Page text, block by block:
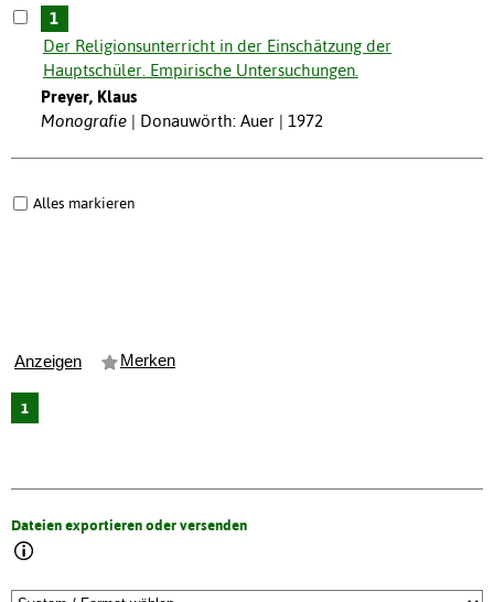
1
Der Religionsunterricht in der Einschätzung der
Hauptschüler. Empirische Untersuchungen.
Preyer, Klaus
Monografie
Donauwörth: Auer | 1972
Alles markieren
Anzeigen Merken
1
Dateien exportieren oder versenden